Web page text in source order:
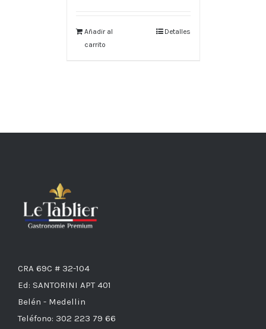
Añadir al
carrito
Detalles
CRA 69C # 32-104
Ed: SANTORINI APT 401
Belén - Medellin
Teléfono: 302 223 79 66